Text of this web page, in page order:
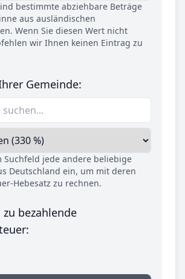
bestimmte abziehbare Beträge
aus ausländischen
Wenn Sie diesen Wert nicht
wir Ihnen keinen Eintrag zu
Gemeinde:
Suchfeld jede andere beliebige
Deutschland ein, um mit deren
Hebesatz zu rechnen.
bezahlende